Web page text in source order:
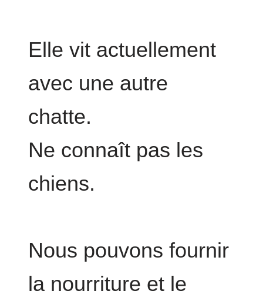
Elle vit actuellement
avec une autre
chatte.
Ne connaît pas les
chiens.
Nous pouvons fournir
la nourriture et le